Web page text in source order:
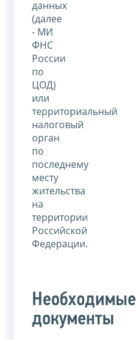
данных
(далее
- МИ
ФНС
России
по
ЦОД)
или
территориальный
налоговый
орган
по
последнему
месту
жительства
на
территории
Российской
Федерации.
Необходимые
документы